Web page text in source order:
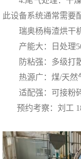
此设备系统通常需要
瑞奥杨梅渣烘干
产能大：日处理
防粘强：多级打散
热源广：煤/天然
适配强：可接粉碎
预约考察：刘工